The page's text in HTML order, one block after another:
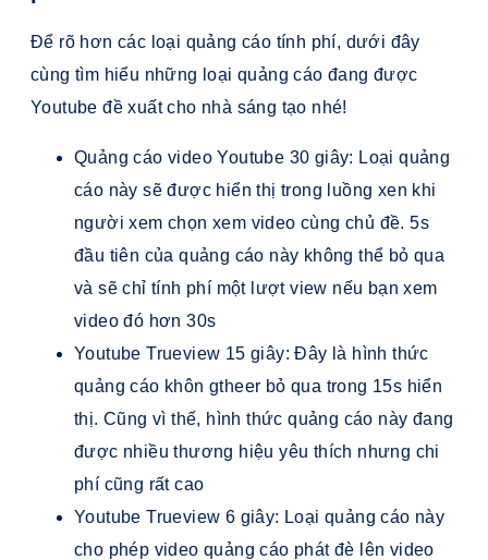
Để rõ hơn các loại quảng cáo tính phí, dưới đây
cùng tìm hiểu những loại quảng cáo đang được
Youtube đề xuất cho nhà sáng tạo nhé!
Quảng cáo video Youtube 30 giây: Loại quảng
cáo này sẽ được hiển thị trong luồng xen khi
người xem chọn xem video cùng chủ đề. 5s
đầu tiên của quảng cáo này không thể bỏ qua
và sẽ chỉ tính phí một lượt view nếu bạn xem
video đó hơn 30s
Youtube Trueview 15 giây: Đây là hình thức
quảng cáo khôn gtheer bỏ qua trong 15s hiển
thị. Cũng vì thế, hình thức quảng cáo này đang
được nhiều thương hiệu yêu thích nhưng chi
phí cũng rất cao
Youtube Trueview 6 giây: Loại quảng cáo này
cho phép video quảng cáo phát đè lên video